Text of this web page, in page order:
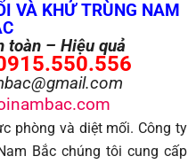
VÀ KHỬ TRÙNG NAM
toàn – Hiệu quả
phòng và diệt mối. Công ty
Bắc chúng tôi cung cấp